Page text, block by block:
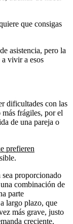
que consigas
asistencia, pero la
a vivir a esos
dificultades con las
frágiles, por el
de una pareja o
prefieren
sea proporcionado
combinación de
parte
largo plazo, que
más grave, justo
creciente.